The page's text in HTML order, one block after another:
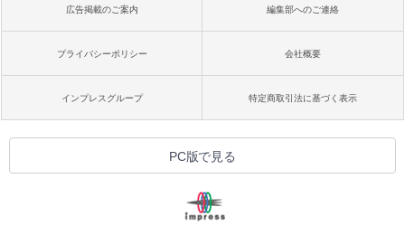
広告掲載のご案内 編集部へのご連絡
プライバシーポリシー 会社概要
インプレスグループ 特定商取引法に基づく表示
PC版で見る